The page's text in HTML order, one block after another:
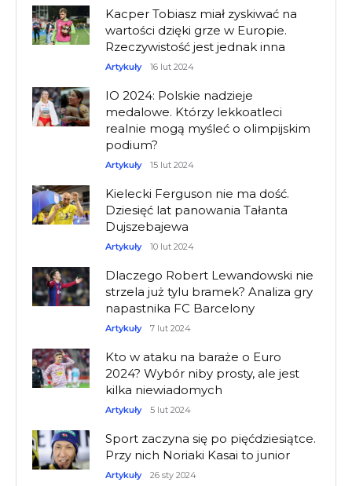
Kacper Tobiasz miał zyskiwać na
wartości dzięki grze w Europie.
Rzeczywistość jest jednak inna
Artykuły 16 lut 2024
IO 2024: Polskie nadzieje
medalowe. Którzy lekkoatleci
realnie mogą myśleć o olimpijskim
podium?
Artykuły 15 lut 2024
Kielecki Ferguson nie ma dość.
Dziesięć lat panowania Tałanta
Dujszebajewa
Artykuły 10 lut 2024
Dlaczego Robert Lewandowski nie
strzela już tylu bramek? Analiza gry
napastnika FC Barcelony
Artykuły 7 lut 2024
Kto w ataku na baraże o Euro
2024? Wybór niby prosty, ale jest
kilka niewiadomych
Artykuły 5 lut 2024
Sport zaczyna się po pięćdziesiątce.
Przy nich Noriaki Kasai to junior
Artykuły 26 sty 2024